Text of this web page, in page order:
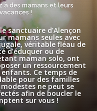
à des mamans et leurs
!
sanctuaire d’Alençon
mamans seules avec
véritable fléau de
d’éduquer ou de
maman solo, ont
un ressourcement
Ce temps de
pour des familles
ne peut se
afin de boucler le
sur vous !